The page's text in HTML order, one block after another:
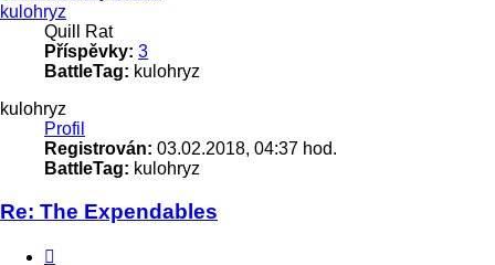
kulohryz
Quill Rat
Příspěvky: 3
BattleTag: kulohryz
kulohryz
Profil
Registrován: 03.02.2018, 04:37 hod.
BattleTag: kulohryz
Re: The Expendables